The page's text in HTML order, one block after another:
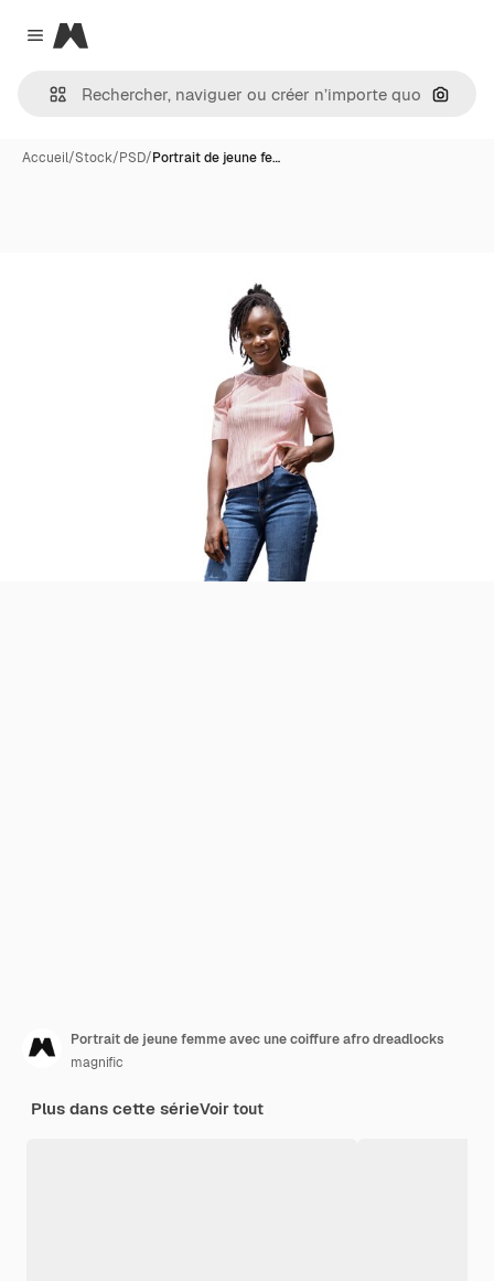
Close menu
Magnific
Accueil/Stock/PSD/Portrait de jeune fe…
Portrait de jeune femme avec une coiffure afro dreadlocks
magnific
Plus dans cette sérieVoir tout